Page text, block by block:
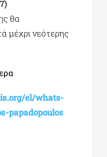
θα
μέχρι νεότερης
el/whats-
papadopoulos